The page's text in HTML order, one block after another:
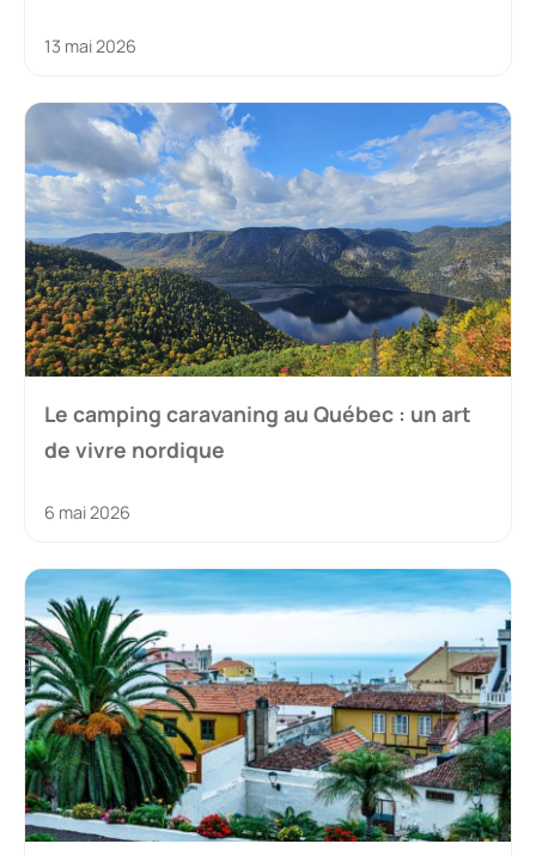
13 mai 2026
Le camping caravaning au Québec : un art
de vivre nordique
6 mai 2026